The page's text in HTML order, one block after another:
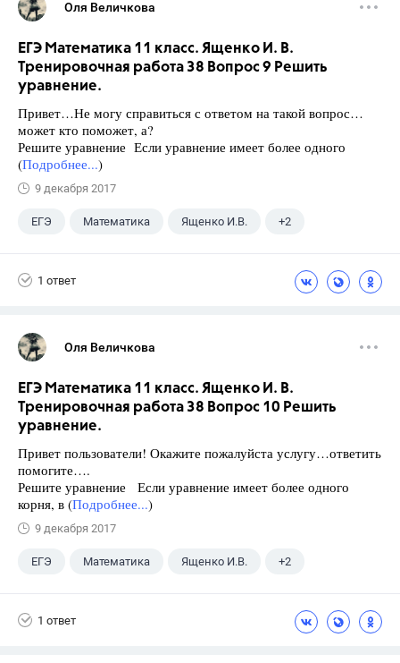
Оля Величкова
ЕГЭ Математика 11 класс. Ященко И. В.
Тренировочная работа 38 Вопрос 9 Решить
уравнение.
Привет…Не могу справиться с ответом на такой вопрос…
может кто поможет, а?
Решите уравнение Если уравнение имеет более одного
(Подробнее...)
9 декабря 2017
ЕГЭ Математика Ященко И.В. +2
1 ответ
Оля Величкова
ЕГЭ Математика 11 класс. Ященко И. В.
Тренировочная работа 38 Вопрос 10 Решить
уравнение.
Привет пользователи! Окажите пожалуйста услугу…ответить
помогите….
Решите уравнение Если уравнение имеет более одного
корня, в (Подробнее...)
9 декабря 2017
ЕГЭ Математика Ященко И.В. +2
1 ответ